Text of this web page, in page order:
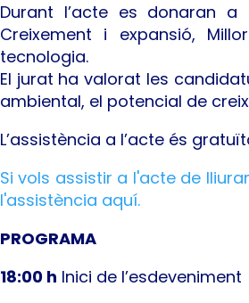
Durant l’acte es donaran a
Creixement i expansió,
tecnologia.
El jurat ha valorat les
ambiental, el potencial de
L’assistència a l’acte és
Si vols assistir a l'acte de
l'assistència aquí.
PROGRAMA
18:00 h Inici de l’esdeveniment